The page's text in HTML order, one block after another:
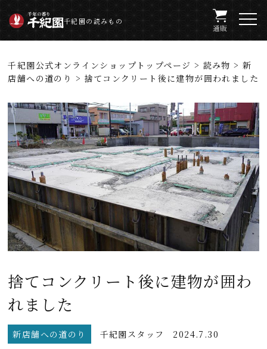
千紀園の読みもの
千紀園公式オンラインショップトップページ > 読み物 >新
店舗への道のり > 捨てコンクリート後に建物が囲われました
捨てコンクリート後に建物が囲わ
れました
新店舗への道のり 千紀園スタッフ 2024.7.30